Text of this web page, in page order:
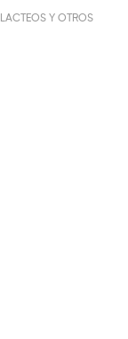
LACTEOS Y OTROS